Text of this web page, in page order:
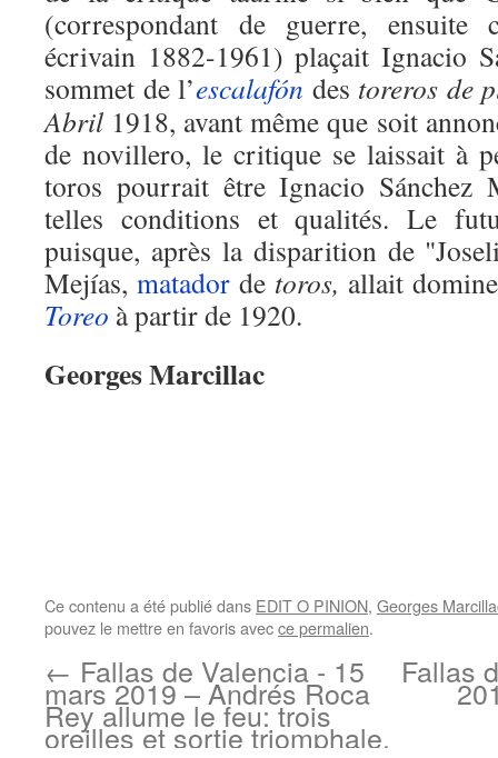
(correspondant de guerre, ensuite
écrivain 1882-1961) plaçait Ignacio
sommet de l’escalafón des toreros de
Abril 1918, avant même que soit
de novillero, le critique se laissait à
toros pourrait être Ignacio Sánchez
telles conditions et qualités. Le
puisque, après la disparition de
Mejías, matadorde toros, allait
Toreo à partir de 1920.
Georges Marcillac
Ce contenu a été publié dans EDIT O PINION, Georges
pouvez le mettre en favoris avecce permalien.
← Fallas de Valencia - 15
mars 2019 – Andrés Roca
Rey allume le feu: trois
oreilles et sortie triomphale.
Fallas